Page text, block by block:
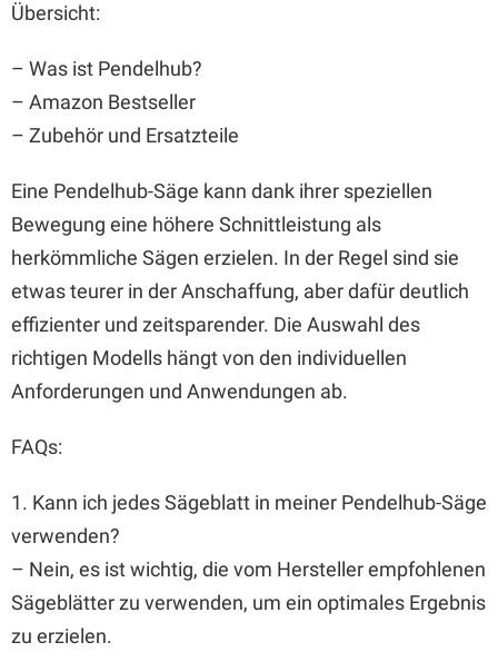
Übersicht:
– Was ist Pendelhub?
– Amazon Bestseller
– Zubehör und Ersatzteile
Eine Pendelhub-Säge kann dank ihrer speziellen
Bewegung eine höhere Schnittleistung als
herkömmliche Sägen erzielen. In der Regel sind sie
etwas teurer in der Anschaffung, aber dafür deutlich
effizienter und zeitsparender. Die Auswahl des
richtigen Modells hängt von den individuellen
Anforderungen und Anwendungen ab.
FAQs:
1. Kann ich jedes Sägeblatt in meiner Pendelhub-Säge
verwenden?
– Nein, es ist wichtig, die vom Hersteller empfohlenen
Sägeblätter zu verwenden, um ein optimales Ergebnis
zu erzielen.